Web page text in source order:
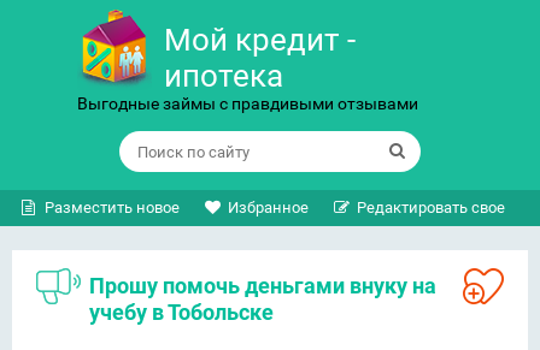
Мой кредит -
ипотека
Выгодные займы с правдивыми отзывами
Разместить новое Избранное Редактировать свое
Прошу помочь деньгами внуку на
учебу в Тобольске